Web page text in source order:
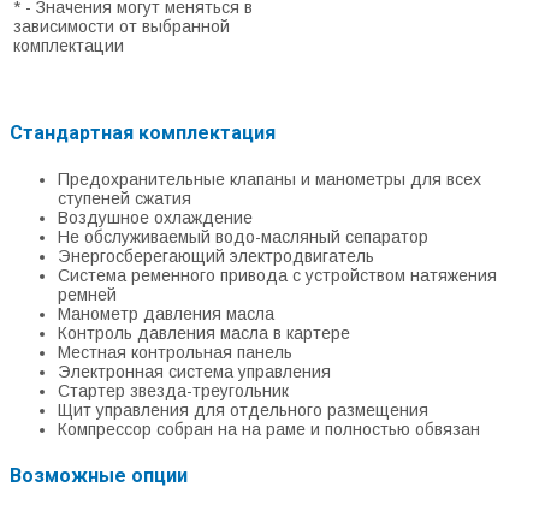
* - Значения могут меняться в
зависимости от выбранной
комплектации
Стандартная комплектация
Предохранительные клапаны и манометры для всех
ступеней сжатия
Воздушное охлаждение
Не обслуживаемый водо-масляный сепаратор
Энергосберегающий электродвигатель
Система ременного привода с устройством натяжения
ремней
Манометр давления масла
Контроль давления масла в картере
Местная контрольная панель
Электронная система управления
Стартер звезда-треугольник
Щит управления для отдельного размещения
Компрессор собран на на раме и полностью обвязан
Возможные опции